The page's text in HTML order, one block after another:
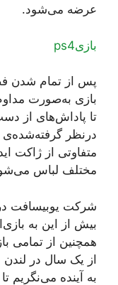
عرضه می‌شود.
بازیps4
پس از تمام شدن
بازی به‌صورت
تا پاداش‌های از
درنظر
متفاوتی از
مختلف لباس
شرکت یوبیسافت
بیش از این به
همچنین از تمامی
از یک سال در لندن
به آینده می‌نگریم